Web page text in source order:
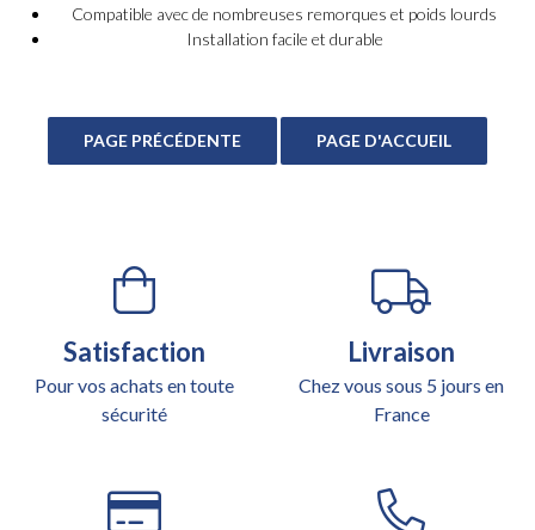
Compatible avec de nombreuses remorques et poids lourds
Installation facile et durable
Satisfaction
Pour vos achats en toute
sécurité
Livraison
Chez vous sous 5 jours en
France